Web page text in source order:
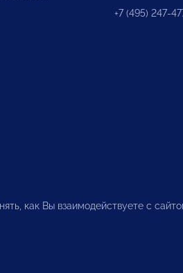
+7 (495) 247-
как Вы взаимодействуете с